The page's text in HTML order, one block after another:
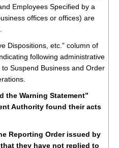
Employees Specified by a
offices or offices) are
Dispositions, etc.” column of
following administrative
Suspend Business and Order
the Warning Statement”
Authority found their acts
Reporting Order issued by
they have not replied to